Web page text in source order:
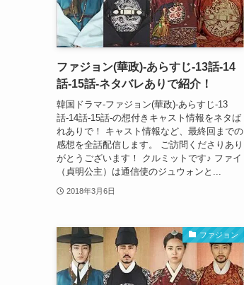
ファジョン(華政)-あらすじ-13話-14
話-15話-ネタバレありで紹介！
韓国ドラマ-ファジョン(華政)-あらすじ-13
話-14話-15話-の想付きキャスト情報をネタば
れありで！ キャスト情報など、最終回までの
感想を全話配信します。 ご訪問くださりあり
がとうございます！ クルミットです♪ ファイ
（貞明公主）は通信使のジュウォンと...
2018年3月6日
ファジョン